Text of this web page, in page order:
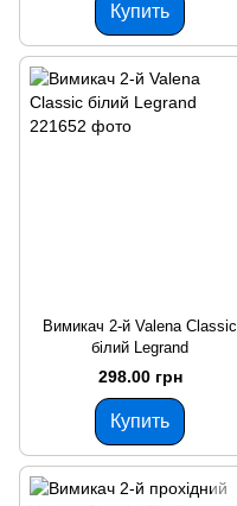
Купить
Вимикач 2-й Valena Classic
білий Legrand
298.00 грн
Купить